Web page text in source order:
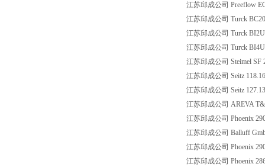
江苏邱成公司 Preeflow
江苏邱成公司 Turck
江苏邱成公司 Turck
江苏邱成公司 Turck
江苏邱成公司 Steimel SF
江苏邱成公司 Seitz
江苏邱成公司 Seitz
江苏邱成公司 AREVA
江苏邱成公司 Phoenix
江苏邱成公司 Balluff
江苏邱成公司 Phoenix
江苏邱成公司 Phoenix